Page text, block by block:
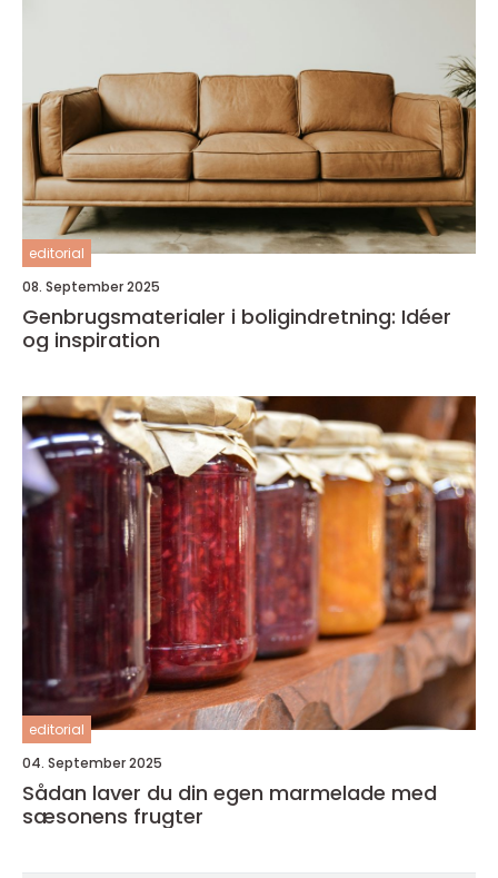
editorial
08. September 2025
Genbrugsmaterialer i boligindretning: Idéer
og inspiration
editorial
04. September 2025
Sådan laver du din egen marmelade med
sæsonens frugter